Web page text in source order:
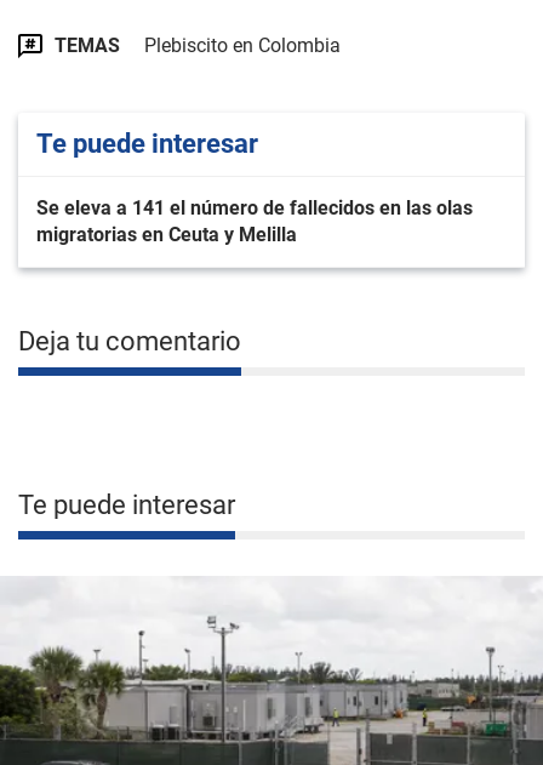
TEMAS Plebiscito en Colombia
Te puede interesar
Se eleva a 141 el número de fallecidos en las olas
migratorias en Ceuta y Melilla
Deja tu comentario
Te puede interesar